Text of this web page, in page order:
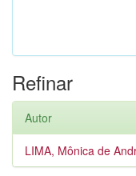
Refinar
Autor
LIMA, Mônica de